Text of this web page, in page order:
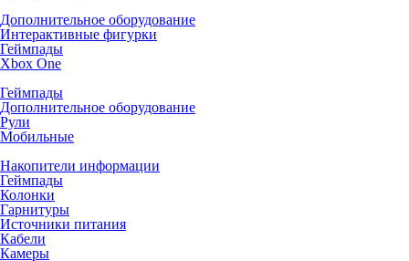
Дополнительное оборудование
Интерактивные фигурки
Геймпады
Xbox One
Геймпады
Дополнительное оборудование
Рули
Мобильные
Накопители информации
Геймпады
Колонки
Гарнитуры
Источники питания
Кабели
Камеры